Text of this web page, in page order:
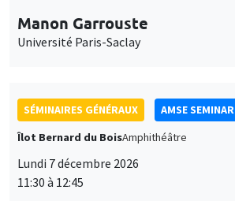
Manon Garrouste
Université Paris-Saclay
SÉMINAIRES GÉNÉRAUX
AMSE SEMINAR
Îlot Bernard du BoisAmphithéâtre
Lundi 7 décembre 2026
11:30 à 12:45